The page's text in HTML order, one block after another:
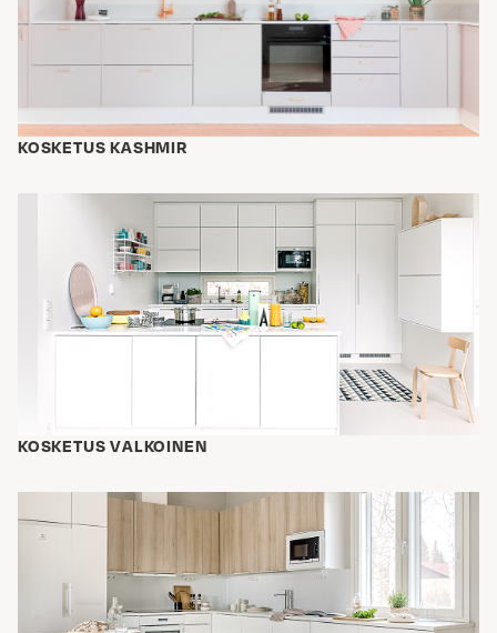
KOSKETUS KASHMIR
KOSKETUS VALKOINEN